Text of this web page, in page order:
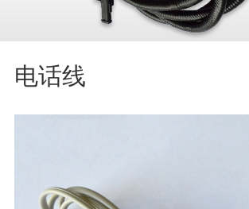
电话线